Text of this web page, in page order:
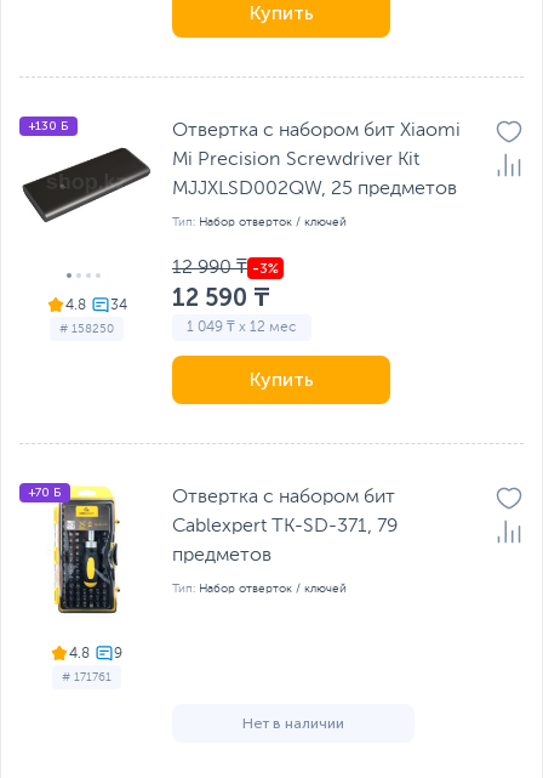
Купить
4.8
# 158250
+130 Б
Отвертка с набором бит Xiaomi
Mi Precision Screwdriver Kit
MJJXLSD002QW, 25 предметов
Тип: Набор отверток / ключей
12 990 ₸
12 590 ₸
1 049 ₸ x 12 мес
Купить
4.8
# 171761
+70 Б
Отвертка с набором бит
Cablexpert TK-SD-371, 79
предметов
Тип: Набор отверток / ключей
Нет в наличии